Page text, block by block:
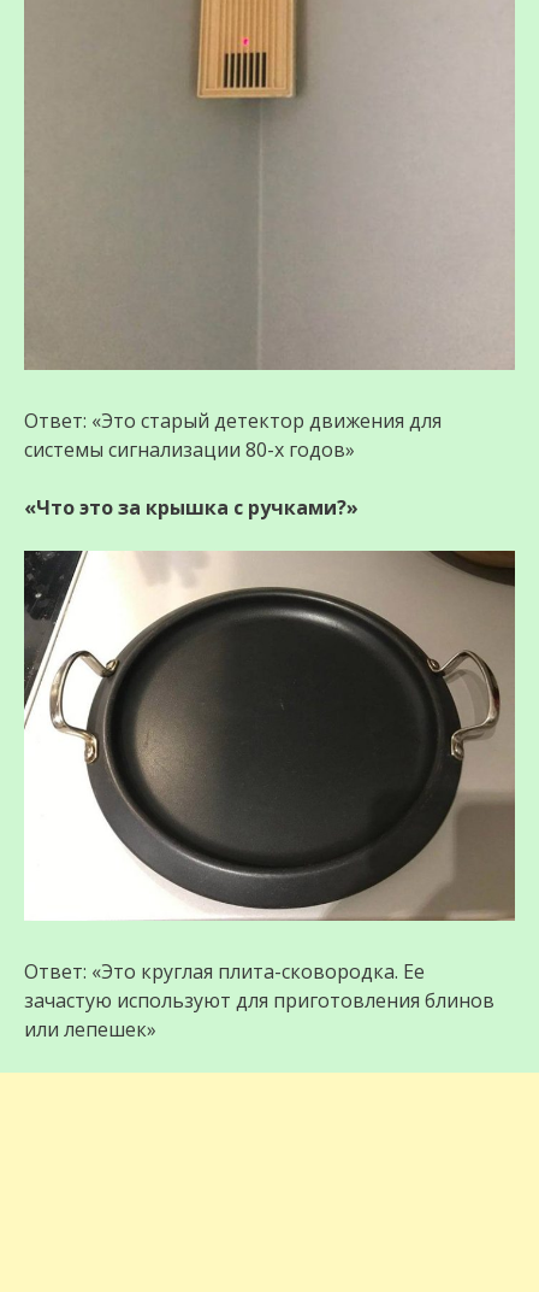
Ответ: «Это старый детектор движения для
системы сигнализации 80-х годов»
«Что это за крышка с ручками?»
Ответ: «Это круглая плита-сковородка. Ее
зачастую используют для приготовления блинов
или лепешек»